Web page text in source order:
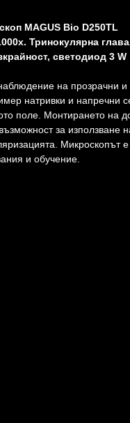
MAGUS Bio D250TL
Тринокулярна
светодиод 3 W
на прозрачни и
натривки и напречни
поле. Монтирането на
за използване
Микроскопът
и обучение.